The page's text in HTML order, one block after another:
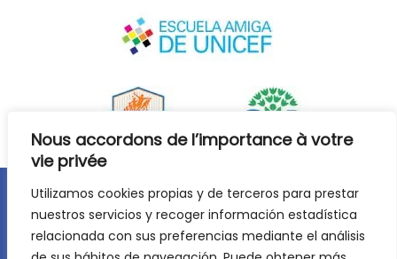
Nous accordons de l’importance à votre
vie privée
Utilizamos cookies propias y de terceros para prestar
nuestros servicios y recoger información estadística
relacionada con sus preferencias mediante el análisis
Avis juridique
Politique de confidentialité
Politique de cookies